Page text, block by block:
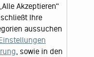
Akzeptieren“
Ihre
aussuchen
, sowie in den